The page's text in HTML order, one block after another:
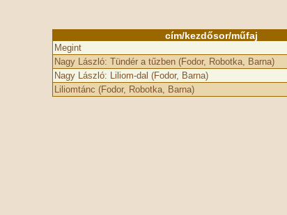
cím/kezdősor/műfaj
Megint
Nagy László: Tündér a tűzben (Fodor, Robotka, Barna)
Nagy László: Liliom-dal (Fodor, Barna)
Liliomtánc (Fodor, Robotka, Barna)